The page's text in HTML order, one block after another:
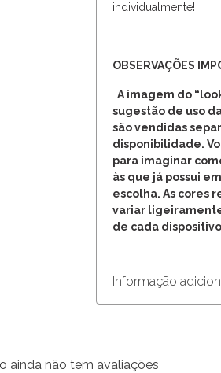
individualmente!
OBSERVAÇÕES
A imagem do
sugestão de uso
são vendidas
disponibilidade.
para imaginar
às que já possui
escolha. As cores
variar
de cada
Informação
ainda não tem avaliações